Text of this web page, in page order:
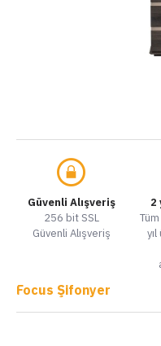
Güvenli Alışveriş
256 bit SSL
Güvenli Alışveriş
2
Focus Şifonyer